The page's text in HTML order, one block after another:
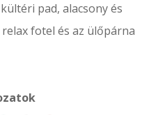
pad, alacsony és
fotel és az ülőpárna